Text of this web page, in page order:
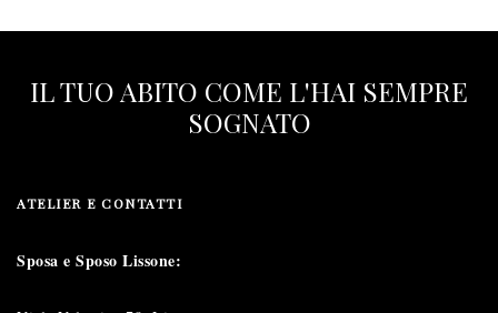
IL TUO ABITO COME L'HAI SEMPRE
SOGNATO
ATELIER E CONTATTI
Sposa e Sposo Lissone: